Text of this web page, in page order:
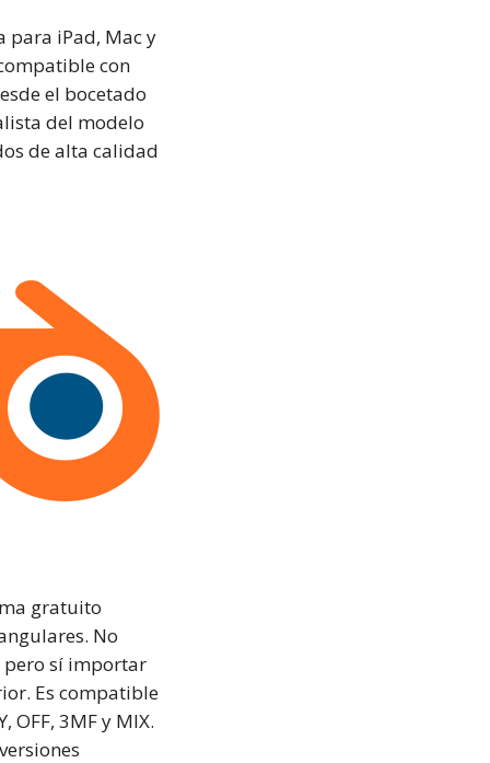
iPad, Mac y
con
el bocetado
del modelo
de alta calidad
gratuito
No
pero sí importar
Es compatible
OFF, 3MF y MIX.